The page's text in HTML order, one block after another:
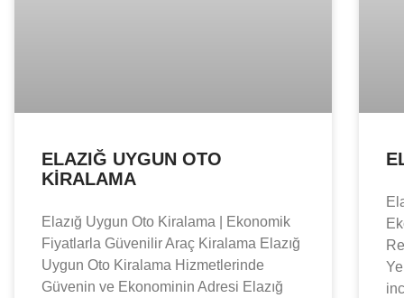
ELAZIĞ UYGUN OTO
KIRALAMA
Elazığ Uygun Oto Kiralama | Ekonomik
Fiyatlarla Güvenilir Araç Kiralama Elazığ
Uygun Oto Kiralama Hizmetlerinde
Güvenin ve Ekonominin Adresi Elazığ